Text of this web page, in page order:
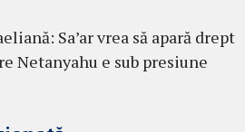
Sa’ar vrea să apară drept
Netanyahu e sub presiune